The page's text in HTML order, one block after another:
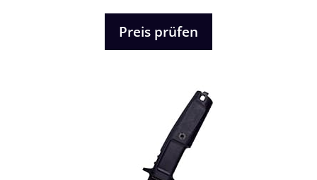
Preis prüfen